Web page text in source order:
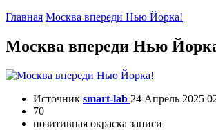
Главная Москва впереди Нью Йорка!
Москва впереди Нью
Источник smart-lab 24 Апрель 2025
70
позитивная окраска записи